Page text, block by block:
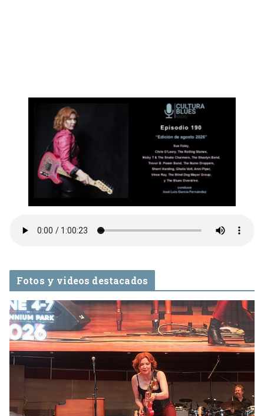
Fotos y videos destacados